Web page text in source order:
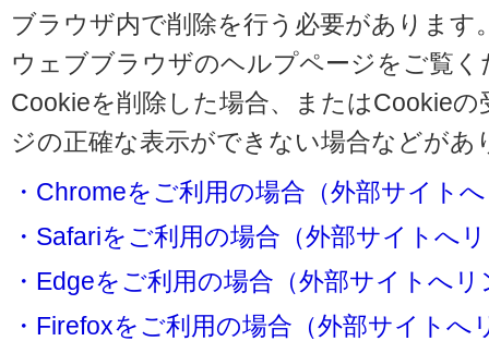
ブラウザ内で削除を行う必要があります
ウェブブラウザのヘルプページをご覧く
Cookieを削除した場合、またはCookie
ジの正確な表示ができない場合などが
・Chromeをご利用の場合（外部サイト
・Safariをご利用の場合（外部サイトへ
・Edgeをご利用の場合（外部サイトへリ
・Firefoxをご利用の場合（外部サイトへ